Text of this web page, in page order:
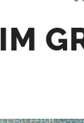
IM